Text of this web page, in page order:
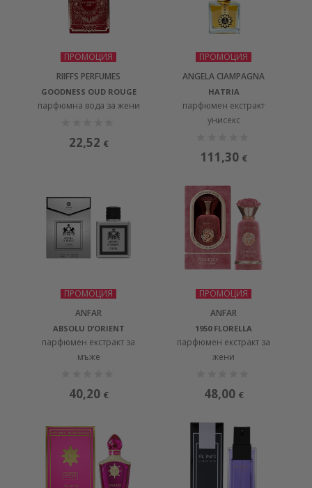
ПРОМОЦИЯ
RIIFFS PERFUMES
GOODNESS OUD ROUGE
парфюмна вода за жени
22,52 €
ПРОМОЦИЯ
ANGELA CIAMPAGNA
HATRIA
парфюмен екстракт
унисекс
111,30 €
ПРОМОЦИЯ
ANFAR
ABSOLU D’ORIENT
парфюмен екстракт за
мъже
40,20 €
ПРОМОЦИЯ
ANFAR
1950 FLORELLA
парфюмен екстракт за
жени
48,00 €